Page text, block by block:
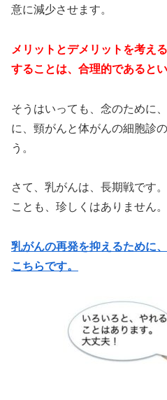
意に減少させます。
メリットとデメリットを考え
することは、合理的であると
そうはいっても、念のために
に、頸がんと体がんの細胞診
う。
さて、乳がんは、長期戦です
ことも、珍しくはありません。
乳がんの再発を抑えるために
こちらです。